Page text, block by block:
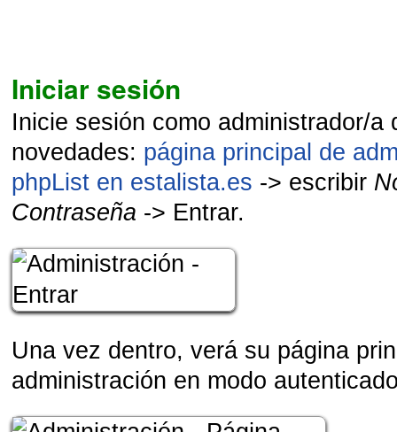
Iniciar sesión
Inicie sesión como administrador/a
novedades: página principal de
phpList en estalista.es -> escribir
Contraseña -> Entrar.
Una vez dentro, verá su página
administración en modo